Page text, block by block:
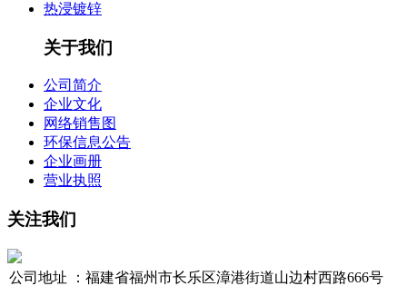
热浸镀锌
关于我们
公司简介
企业文化
网络销售图
环保信息公告
企业画册
营业执照
关注我们
公司地址 ：福建省福州市长乐区漳港街道山边村西路666号